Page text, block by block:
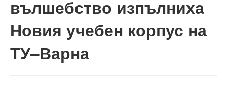
Мандатна програма
Ректор
Ръководство
вълшебство изпълниха
Новия учебен корпус на
ТУ–Варна